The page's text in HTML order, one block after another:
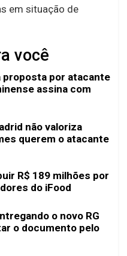
em situação de
você
proposta por atacante
assina com
não valoriza
querem o atacante
R$ 189 milhões por
do iFood
o novo RG
o documento pelo